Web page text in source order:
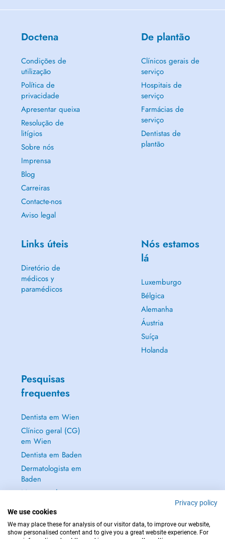
Doctena
Condições de
utilização
Política de
privacidade
Apresentar queixa
Resolução de
litígios
Sobre nós
Imprensa
Blog
Carreiras
Contacte-nos
Aviso legal
De plantão
Clínicos gerais de
serviço
Hospitais de
serviço
Farmácias de
serviço
Dentistas de
plantão
Links úteis
Diretório de
médicos y
paramédicos
Nós estamos
lá
Luxemburgo
Bélgica
Alemanha
Áustria
Suíça
Holanda
Pesquisas
frequentes
Dentista em Wien
Clínico geral (CG)
em Wien
Dentista em Baden
Dermatologista em
Baden
Mostrar tudo →
Privacy policy
We use cookies
We may place these for analysis of our visitor data, to improve our website,
show personalised content and to give you a great website experience. For